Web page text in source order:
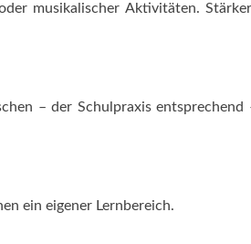
musikalischer Aktivitäten.
– der Schulpraxis
ein eigener Lernbereich.